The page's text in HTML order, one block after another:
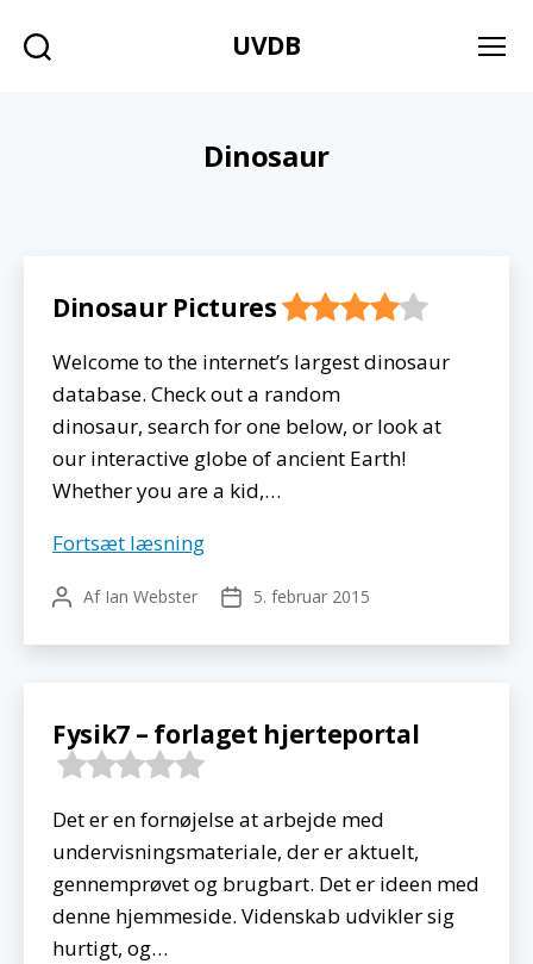
UVDB
Dinosaur
Dinosaur Pictures
Welcome to the internet’s largest dinosaur
database. Check out a random
dinosaur, search for one below, or look at
our interactive globe of ancient Earth!
Whether you are a kid,…
Fortsæt læsningDinosaur
Indlægsforfatter
Af Ian Webster Indlægsdato
5. februar 2015
Fysik7 – forlaget hjerteportal
Det er en fornøjelse at arbejde med
undervisningsmateriale, der er aktuelt,
gennemprøvet og brugbart. Det er ideen med
denne hjemmeside. Videnskab udvikler sig
hurtigt, og…